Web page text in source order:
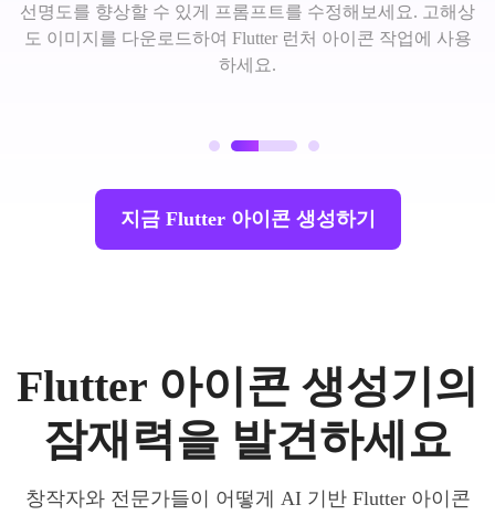
선명도를 향상할 수 있게 프롬프트를 수정해보세요. 고해상
도 이미지를 다운로드하여 Flutter 런처 아이콘 작업에 사용
하세요.
지금 Flutter 아이콘 생성하기
Flutter 아이콘 생성기의
잠재력을 발견하세요
창작자와 전문가들이 어떻게 AI 기반 Flutter 아이콘